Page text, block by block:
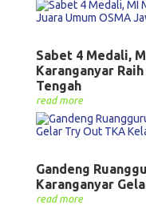
Sabet 4 Medali,
Karanganyar
Tengah
read more
Gandeng
Karanganyar
read more